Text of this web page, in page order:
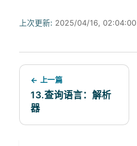
上次更新: 2025/04/16, 02:04:00
← 上一篇
13.查询语言：解析
器